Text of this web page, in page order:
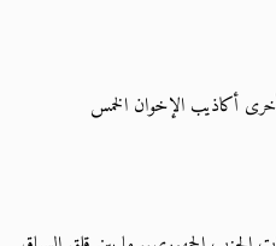
أكاذيب الإخوان الخمس